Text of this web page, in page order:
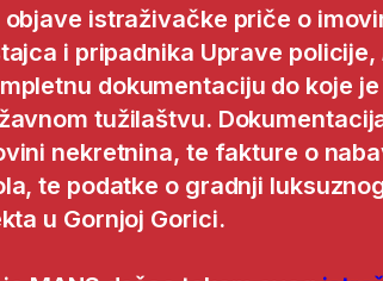
objave istraživačke priče o
i pripadnika Uprave policije,
dokumentaciju do koje
tužilaštvu.
nekretnina, te fakture o
te podatke o gradnji
u Gornjoj Gorici.